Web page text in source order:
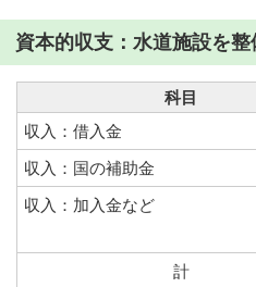
資本的収支：水道施設を
科目
収入：借入金
収入：国の補助金
収入：加入金など
計